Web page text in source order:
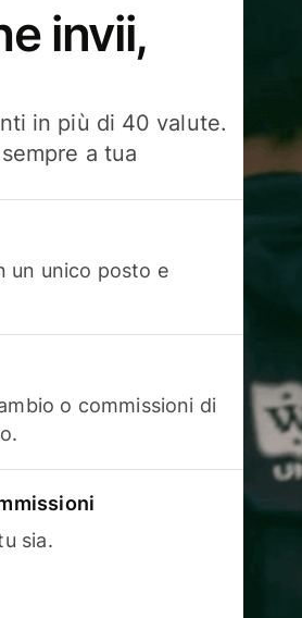
invii,
in più di 40 valute.
a tua
un unico posto e
o commissioni di
sia.